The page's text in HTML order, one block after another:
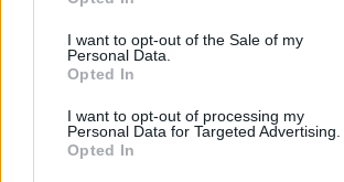
I want to opt-out of the Sale of my
Personal Data.
Opted In
I want to opt-out of processing my
Personal Data for Targeted Advertising.
Opted In
Jeep-főnök: „6 másodperc
százon az elektromos
Rozsa Arpad 2020-04-04